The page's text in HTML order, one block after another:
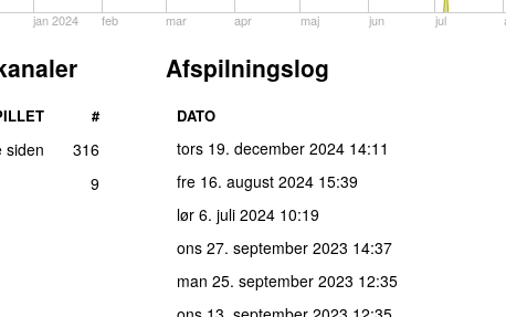
jan 2024 feb mar apr maj jun jul
#
siden
316
9
Afspilningslog
DATO
tors 19. december 2024 14:11
fre 16. august 2024 15:39
lør 6. juli 2024 10:19
ons 27. september 2023 14:37
man 25. september 2023 12:35